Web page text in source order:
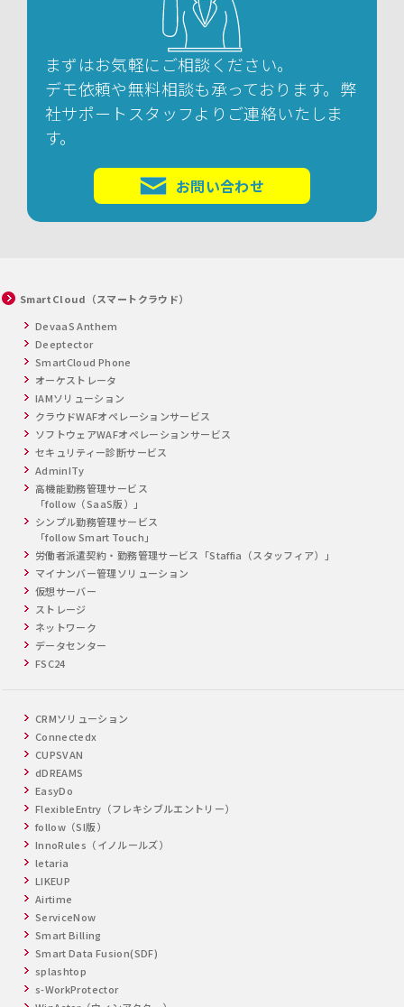
まずはお気軽にご相談ください。
デモ依頼や無料相談も承っております。弊
社サポートスタッフよりご連絡いたしま
す。
お問い合わせ
SmartCloud（スマートクラウド）
DevaaS Anthem
Deeptector
SmartCloud Phone
オーケストレータ
IAMソリューション
クラウドWAFオペレーションサービス
ソフトウェアWAFオペレーションサービス
セキュリティー診断サービス
AdminITy
高機能勤務管理サービス
「follow（SaaS版）」
シンプル勤務管理サービス
「follow Smart Touch」
労働者派遣契約・勤務管理サービス「Staffia（スタッフィア）」
マイナンバー管理ソリューション
仮想サーバー
ストレージ
ネットワーク
データセンター
FSC24
CRMソリューション
Connectedx
CUPSVAN
dDREAMS
EasyDo
FlexibleEntry（フレキシブルエントリー）
follow（SI版）
InnoRules（イノルールズ）
letaria
LIKEUP
Airtime
ServiceNow
Smart Billing
Smart Data Fusion(SDF)
splashtop
s-WorkProtector